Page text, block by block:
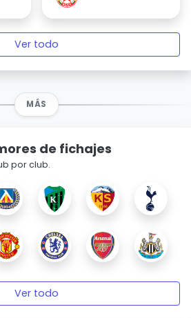
Ver todo
MÁS
de fichajes
por club.
Ver todo